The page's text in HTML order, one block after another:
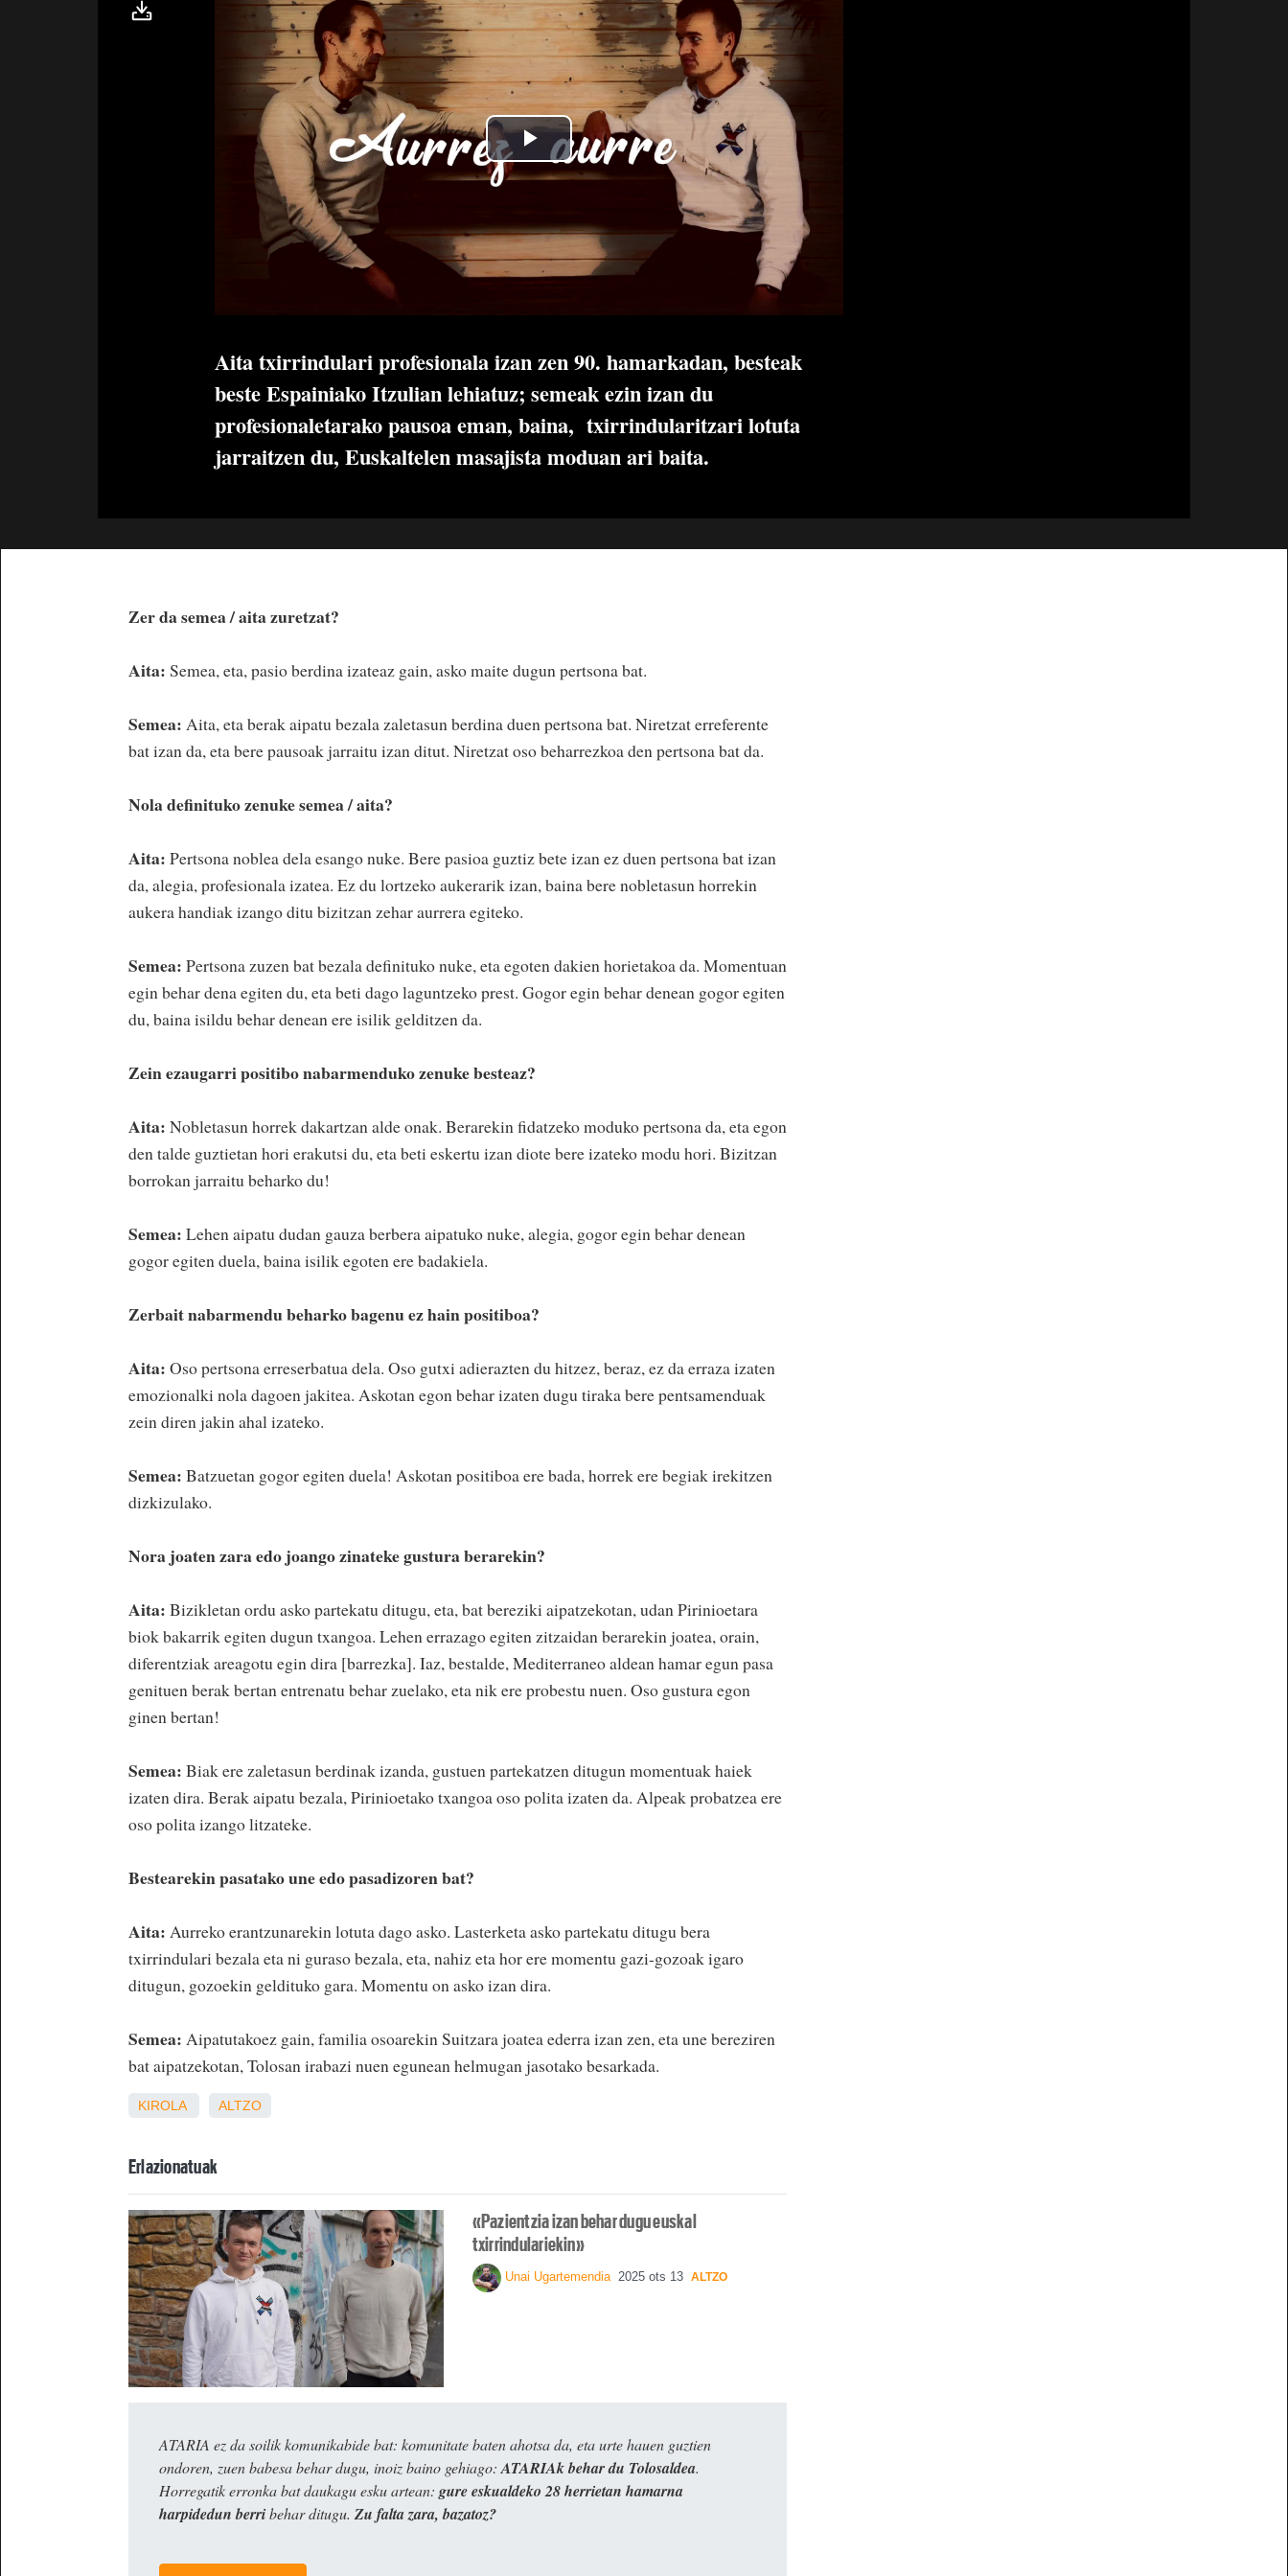
Aita txirrindulari profesionala izan zen 90. hamarkadan, besteak
beste Espainiako Itzulian lehiatuz; semeak ezin izan du
profesionaletarako pausoa eman, baina, txirrindularitzari lotuta
jarraitzen du, Euskaltelen masajista moduan ari baita.
Zer da semea / aita zuretzat?
Aita: Semea, eta, pasio berdina izateaz gain, asko maite dugun pertsona bat.
Semea: Aita, eta berak aipatu bezala zaletasun berdina duen pertsona bat. Niretzat erreferente
bat izan da, eta bere pausoak jarraitu izan ditut. Niretzat oso beharrezkoa den pertsona bat da.
Nola definituko zenuke semea / aita?
Aita: Pertsona noblea dela esango nuke. Bere pasioa guztiz bete izan ez duen pertsona bat izan
da, alegia, profesionala izatea. Ez du lortzeko aukerarik izan, baina bere nobletasun horrekin
aukera handiak izango ditu bizitzan zehar aurrera egiteko.
Semea: Pertsona zuzen bat bezala definituko nuke, eta egoten dakien horietakoa da. Momentuan
egin behar dena egiten du, eta beti dago laguntzeko prest. Gogor egin behar denean gogor egiten
du, baina isildu behar denean ere isilik gelditzen da.
Zein ezaugarri positibo nabarmenduko zenuke besteaz?
Aita: Nobletasun horrek dakartzan alde onak. Berarekin fidatzeko moduko pertsona da, eta egon
den talde guztietan hori erakutsi du, eta beti eskertu izan diote bere izateko modu hori. Bizitzan
borrokan jarraitu beharko du!
Semea: Lehen aipatu dudan gauza berbera aipatuko nuke, alegia, gogor egin behar denean
gogor egiten duela, baina isilik egoten ere badakiela.
Zerbait nabarmendu beharko bagenu ez hain positiboa?
Aita: Oso pertsona erreserbatua dela. Oso gutxi adierazten du hitzez, beraz, ez da erraza izaten
emozionalki nola dagoen jakitea. Askotan egon behar izaten dugu tiraka bere pentsamenduak
zein diren jakin ahal izateko.
Semea: Batzuetan gogor egiten duela! Askotan positiboa ere bada, horrek ere begiak irekitzen
dizkizulako.
Nora joaten zara edo joango zinateke gustura berarekin?
Aita: Bizikletan ordu asko partekatu ditugu, eta, bat bereziki aipatzekotan, udan Pirinioetara
biok bakarrik egiten dugun txangoa. Lehen errazago egiten zitzaidan berarekin joatea, orain,
diferentziak areagotu egin dira [barrezka]. Iaz, bestalde, Mediterraneo aldean hamar egun pasa
genituen berak bertan entrenatu behar zuelako, eta nik ere probestu nuen. Oso gustura egon
ginen bertan!
Semea: Biak ere zaletasun berdinak izanda, gustuen partekatzen ditugun momentuak haiek
izaten dira. Berak aipatu bezala, Pirinioetako txangoa oso polita izaten da. Alpeak probatzea ere
oso polita izango litzateke.
Bestearekin pasatako une edo pasadizoren bat?
Aita: Aurreko erantzunarekin lotuta dago asko. Lasterketa asko partekatu ditugu bera
txirrindulari bezala eta ni guraso bezala, eta, nahiz eta hor ere momentu gazi-gozoak igaro
ditugun, gozoekin geldituko gara. Momentu on asko izan dira.
Semea: Aipatutakoez gain, familia osoarekin Suitzara joatea ederra izan zen, eta une bereziren
bat aipatzekotan, Tolosan irabazi nuen egunean helmugan jasotako besarkada.
KIROLA ALTZO
Erlazionatuak
«Pazientzia izan behar dugu euskal
txirrindulariekin»
Unai Ugartemendia 2025 ots 13 ALTZO
ATARIA ez da soilik komunikabide bat: komunitate baten ahotsa da, eta urte hauen guztien
ondoren, zuen babesa behar dugu, inoiz baino gehiago: ATARIAk behar du Tolosaldea.
Horregatik erronka bat daukagu esku artean: gure eskualdeko 28 herrietan hamarna
harpidedun berribehar ditugu. Zu falta zara, bazatoz?